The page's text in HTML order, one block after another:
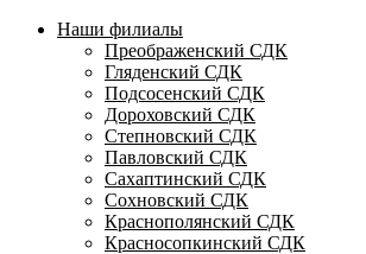
Наши филиалы
Преображенский СДК
Гляденский СДК
Подсосенский СДК
Дороховский СДК
Степновский СДК
Павловский СДК
Сахаптинский СДК
Сохновский СДК
Краснополянский СДК
Красносопкинский СДК